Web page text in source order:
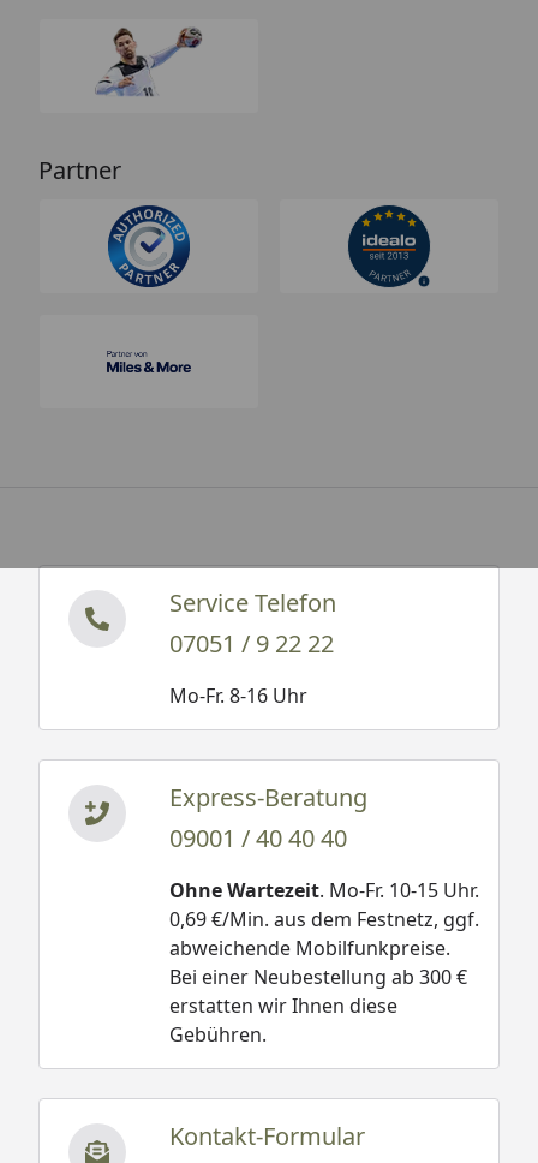
Partner
Service Telefon
07051 / 9 22 22
Mo-Fr. 8-16 Uhr
Express-Beratung
09001 / 40 40 40
Ohne Wartezeit. Mo-Fr. 10-15 Uhr.
0,69 €/Min. aus dem Festnetz, ggf.
abweichende Mobilfunkpreise.
Bei einer Neubestellung ab 300 €
erstatten wir Ihnen diese
Gebühren.
Kontakt-Formular